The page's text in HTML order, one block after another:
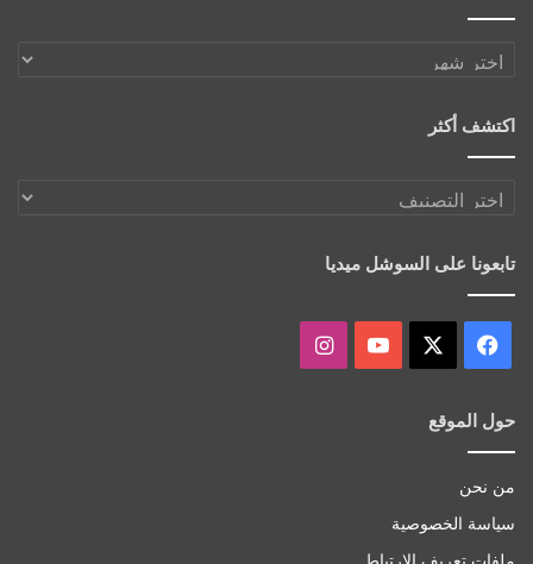
أرشيف
الموقع
اكتشف أكثر
اكتشف
تابعونا على السوشل ميديا
فيسبوك ‫YouTubeانستقرام
حول الموقع
من نحن
سياسة الخصوصية
ملفات تعريف الإرتباط